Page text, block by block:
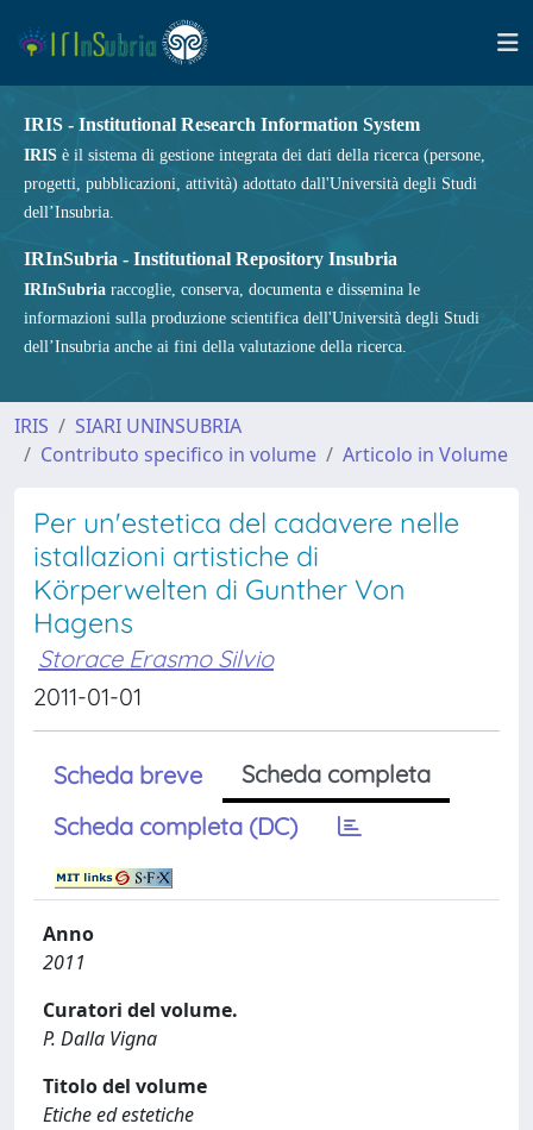
IRIS - Institutional Research Information System
IRIS è il sistema di gestione integrata dei dati della ricerca (persone,
progetti, pubblicazioni, attività) adottato dall'Università degli Studi
dell’Insubria.
IRInSubria - Institutional Repository Insubria
IRInSubria raccoglie, conserva, documenta e dissemina le
informazioni sulla produzione scientifica dell'Università degli Studi
dell’Insubria anche ai fini della valutazione della ricerca.
IRIS
SIARI UNINSUBRIA
Contributo specifico in volume
Articolo in Volume
Per un'estetica del cadavere nelle
istallazioni artistiche di
Körperwelten di Gunther Von
Hagens
Storace Erasmo Silvio
2011-01-01
Scheda breve
Scheda completa
Scheda completa (DC)
Anno
2011
Curatori del volume.
P. Dalla Vigna
Titolo del volume
Etiche ed estetiche